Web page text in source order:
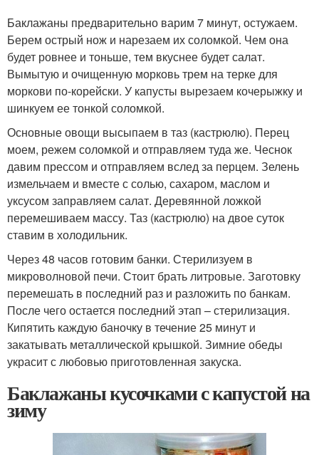
Баклажаны предварительно варим 7 минут, остужаем.
Берем острый нож и нарезаем их соломкой. Чем она
будет ровнее и тоньше, тем вкуснее будет салат.
Вымытую и очищенную морковь трем на терке для
моркови по-корейски. У капусты вырезаем кочерыжку и
шинкуем ее тонкой соломкой.
Основные овощи высыпаем в таз (кастрюлю). Перец
моем, режем соломкой и отправляем туда же. Чеснок
давим прессом и отправляем вслед за перцем. Зелень
измельчаем и вместе с солью, сахаром, маслом и
уксусом заправляем салат. Деревянной ложкой
перемешиваем массу. Таз (кастрюлю) на двое суток
ставим в холодильник.
Через 48 часов готовим банки. Стерилизуем в
микроволновой печи. Стоит брать литровые. Заготовку
перемешать в последний раз и разложить по банкам.
После чего остается последний этап – стерилизация.
Кипятить каждую баночку в течение 25 минут и
закатывать металлической крышкой. Зимние обеды
украсит с любовью приготовленная закуска.
Баклажаны кусочками с капустой на
зиму